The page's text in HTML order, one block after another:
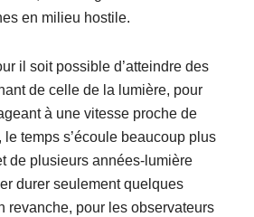
en milieu hostile.
il soit possible d’atteindre des
de celle de la lumière, pour
à une vitesse proche de
temps s’écoule beaucoup plus
de plusieurs années-lumière
durer seulement quelques
revanche, pour les observateurs